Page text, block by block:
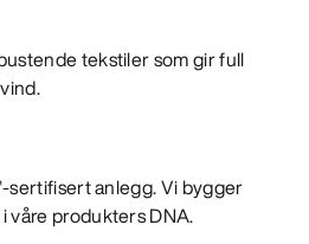
tekstiler som gir full
sertifisert anlegg. Vi bygger
våre produkters DNA.